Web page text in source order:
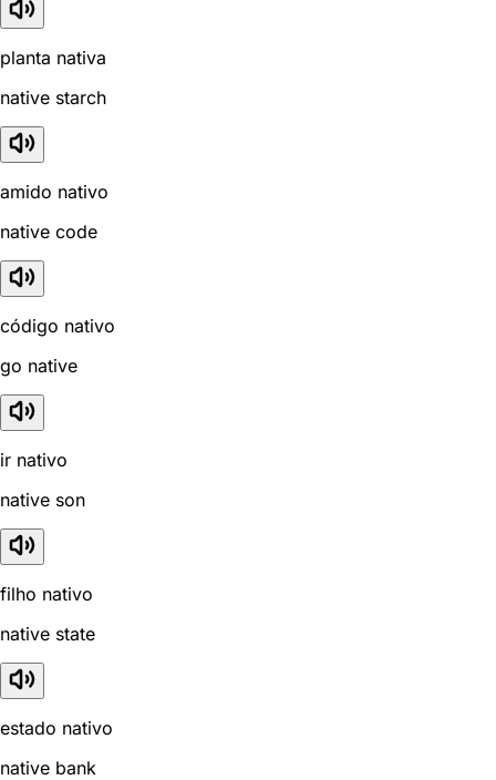
planta nativa
native starch
amido nativo
native code
código nativo
go native
ir nativo
native son
filho nativo
native state
estado nativo
native bank